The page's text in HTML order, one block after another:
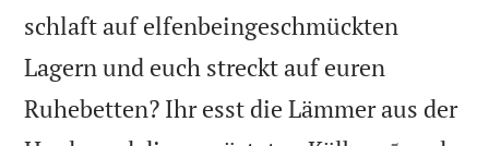
schlaft auf elfenbeingeschmückten
Lagern und euch streckt auf euren
Ruhebetten? Ihr esst die Lämmer aus der